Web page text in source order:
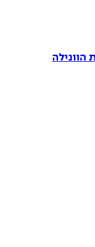
הוונילה